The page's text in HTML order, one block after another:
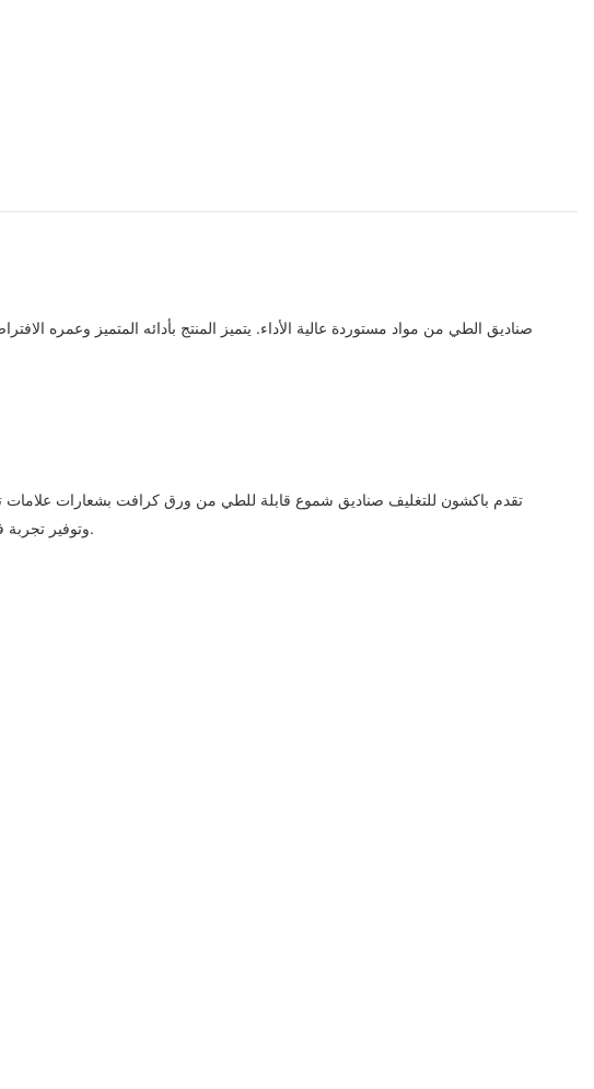
تقدم باكشون للتغليف صناديق شموع قابلة للطي من ورق كرافت بشعارات علامات
وتوفير تجربة فتح علب لا تُنسى لعملائها. مثالية لصانعي الشموع البوتيك، ومتاجر الهدايا، والعلامات التجارية الحرفية التي تسعى للتميز في سوق تنافسية.